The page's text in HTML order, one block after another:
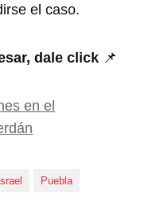
el caso.
dale click 📌
en el
Israel Puebla